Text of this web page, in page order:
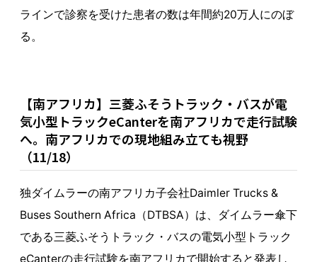
ラインで診察を受けた患者の数は年間約20万人にのぼ
る。
【南アフリカ】三菱ふそうトラック・バスが電
気小型トラックeCanterを南アフリカで走行試験
へ。南アフリカでの現地組み立ても視野
（11/18）
独ダイムラーの南アフリカ子会社Daimler Trucks &
Buses Southern Africa（DTBSA）は、ダイムラー傘下
である三菱ふそうトラック・バスの電気小型トラック
eCanterの走行試験を南アフリカで開始すると発表し